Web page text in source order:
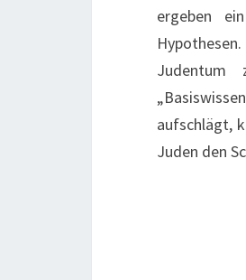
ergeben
Judentum
aufschlägt,
Juden den